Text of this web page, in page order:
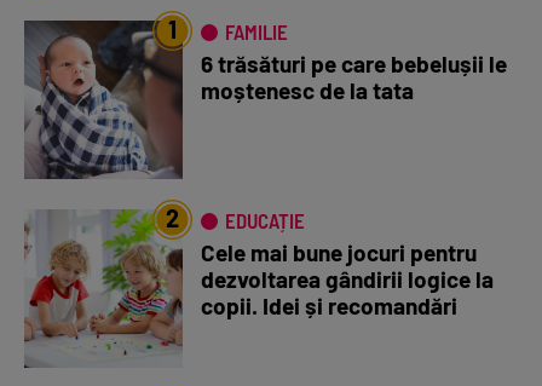
1 FAMILIE
6 trăsături pe care bebelușii le
moștenesc de la tata
2 EDUCAȚIE
Cele mai bune jocuri pentru
dezvoltarea gândirii logice la
copii. Idei și recomandări